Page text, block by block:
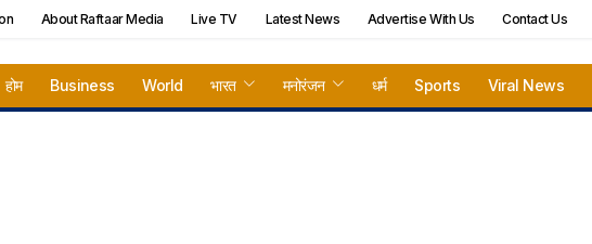
About Raftaar Media Live TV Latest News Advertise With Us Contact Us
होम Business World भारत मनोरंजन धर्म Sports Viral News